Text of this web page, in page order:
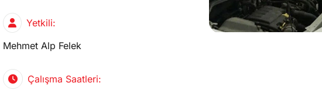
Yetkili:
Mehmet Alp Felek
Çalışma Saatleri: